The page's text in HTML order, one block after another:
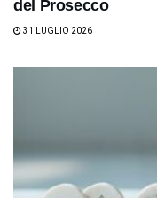
del Prosecco
31 LUGLIO 2026